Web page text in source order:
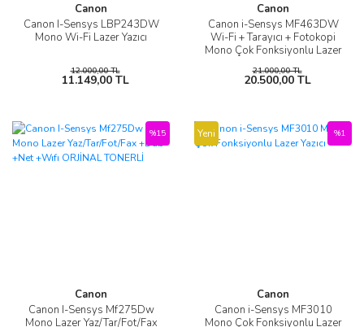
Canon
Canon I-Sensys LBP243DW
Mono Wi-Fi Lazer Yazıcı
12.000,00 TL
11.149,00 TL
Canon
Canon i-Sensys MF463DW
Wi-Fi + Tarayıcı + Fotokopi
Mono Çok Fonksiyonlu Lazer
21.000,00 TL
20.500,00 TL
Canon
Canon I-Sensys Mf275Dw
Mono Lazer Yaz/Tar/Fot/Fax
%15 Yeni
Canon
Canon i-Sensys MF3010
Mono Çok Fonksiyonlu Lazer
%1